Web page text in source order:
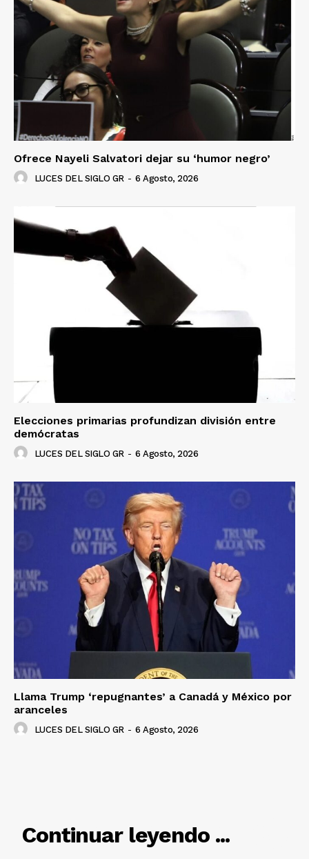
Ofrece Nayeli Salvatori dejar su ‘humor negro’
LUCES DEL SIGLO GR - 6 Agosto, 2026
Elecciones primarias profundizan división entre
demócratas
LUCES DEL SIGLO GR - 6 Agosto, 2026
Llama Trump ‘repugnantes’ a Canadá y México por
aranceles
LUCES DEL SIGLO GR - 6 Agosto, 2026
Continuar leyendo ...
RELACIONADO